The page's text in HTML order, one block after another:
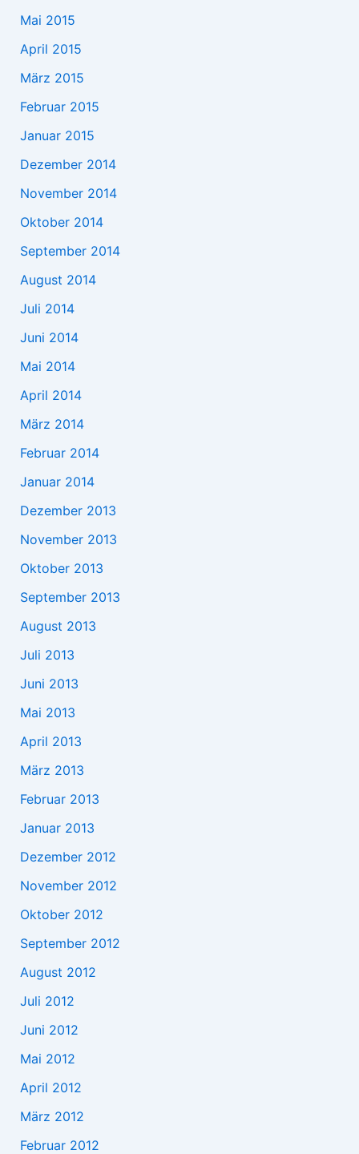
Mai 2015
April 2015
März 2015
Februar 2015
Januar 2015
Dezember 2014
November 2014
Oktober 2014
September 2014
August 2014
Juli 2014
Juni 2014
Mai 2014
April 2014
März 2014
Februar 2014
Januar 2014
Dezember 2013
November 2013
Oktober 2013
September 2013
August 2013
Juli 2013
Juni 2013
Mai 2013
April 2013
März 2013
Februar 2013
Januar 2013
Dezember 2012
November 2012
Oktober 2012
September 2012
August 2012
Juli 2012
Juni 2012
Mai 2012
April 2012
März 2012
Februar 2012